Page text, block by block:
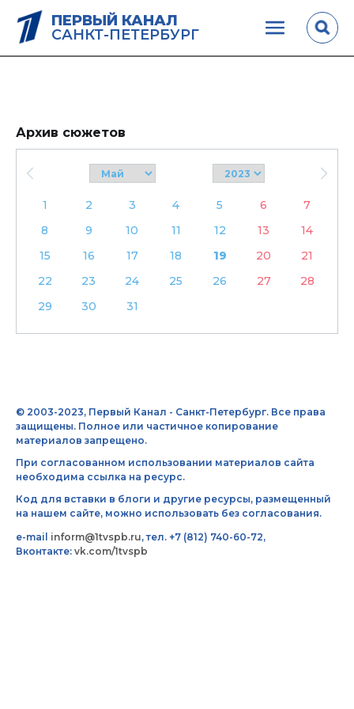
ПЕРВЫЙ КАНАЛ
САНКТ-ПЕТЕРБУРГ
Архив сюжетов
1 2 3 4 5 6
7
8
9 10 11 12 13
14
15
16 17 18 19 20
21
22
23 24 25 26 27
28
29
30 31
© 2003-2023, Первый Канал - Санкт-Петербург. Все права
защищены. Полное или частичное копирование
материалов запрещено.
При согласованном использовании материалов сайта
необходима ссылка на ресурс.
Код для вставки в блоги и другие ресурсы, размещенный
на нашем сайте, можно использовать без согласования.
e-mail inform@1tvspb.ru, тел. +7 (812) 740-60-72,
Вконтакте: vk.com/1tvspb